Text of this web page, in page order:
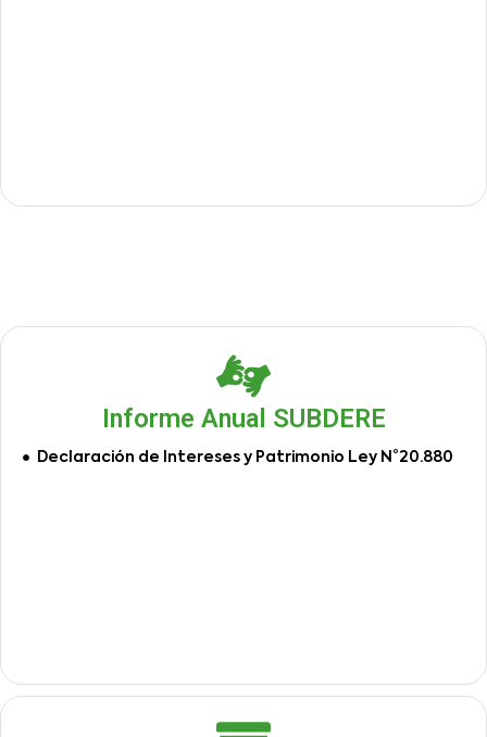
Informe Anual SUBDERE
Declaración de Intereses y Patrimonio Ley N°20.880